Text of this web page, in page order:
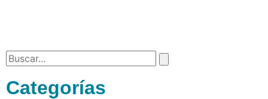
Categorías